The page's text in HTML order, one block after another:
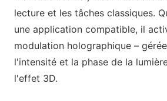
lecture et les tâches classiques.
une application compatible, il
modulation holographique –
l'intensité et la phase de la
l'effet 3D.